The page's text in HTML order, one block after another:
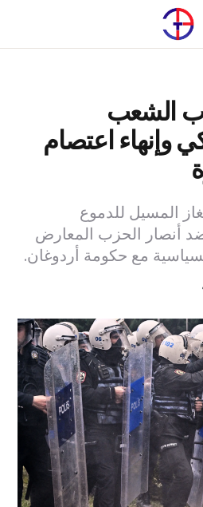
الشعب
وإنهاء اعتصام
المسيل للدموع
أنصار الحزب المعارض
مع حكومة أردوغان.